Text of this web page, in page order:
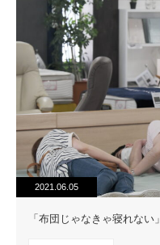
2021.06.05
「布団じゃなきゃ寝れない」